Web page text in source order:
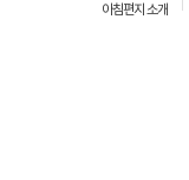
아침편지 소개